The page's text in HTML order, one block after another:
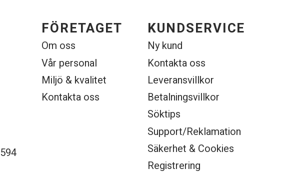
594
FÖRETAGET
Om oss
Vår personal
Miljö & kvalitet
Kontakta oss
KUNDSERVICE
Ny kund
Kontakta oss
Leveransvillkor
Betalningsvillkor
Söktips
Support/Reklamation
Säkerhet & Cookies
Registrering